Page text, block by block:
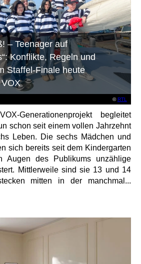
©RTL
– Teenager auf
Konflikte, Regeln und
Staffel-Finale heute
Generationenprojekt begleitet
schon seit einem vollen Jahrzehnt
Leben. Die sechs Mädchen und
sich bereits seit dem Kindergarten
Augen des Publikums unzählige
Mittlerweile sind sie 13 und 14
mitten in der manchmal...